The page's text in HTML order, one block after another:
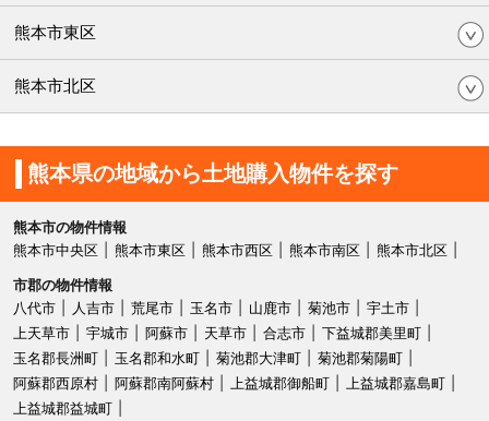
熊本市東区
熊本市北区
熊本県の地域から土地購入物件を探す
熊本市の物件情報
熊本市中央区
熊本市東区 熊本市西区 熊本市南区
熊本市北区
市郡の物件情報
八代市
人吉市 荒尾市 玉名市 山鹿市 菊池市
宇土市
上天草市
宇城市 阿蘇市 天草市 合志市
下益城郡美里町
玉名郡長洲町
玉名郡和水町 菊池郡大津町
菊池郡菊陽町
阿蘇郡西原村
阿蘇郡南阿蘇村 上益城郡御船町
上益城郡嘉島町
上益城郡益城町